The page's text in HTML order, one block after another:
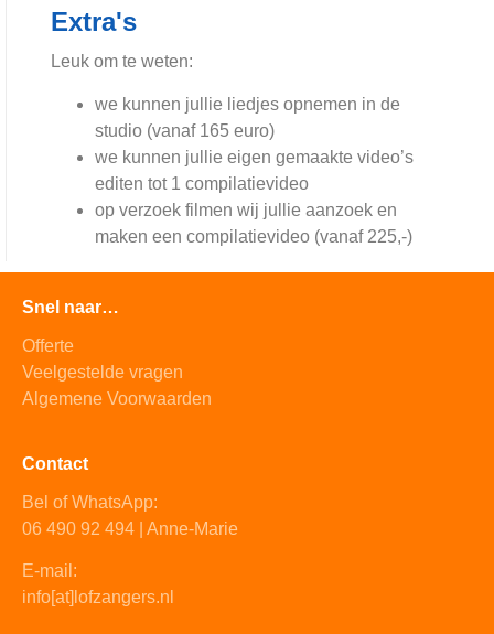
Extra's
Leuk om te weten:
we kunnen jullie liedjes opnemen in de
studio (vanaf 165 euro)
we kunnen jullie eigen gemaakte video’s
editen tot 1 compilatievideo
op verzoek filmen wij jullie aanzoek en
maken een compilatievideo (vanaf 225,-)
Snel naar…
Offerte
Veelgestelde vragen
Algemene Voorwaarden
Contact
Bel of WhatsApp:
06 490 92 494 | Anne-Marie
E-mail:
info[at]lofzangers.nl